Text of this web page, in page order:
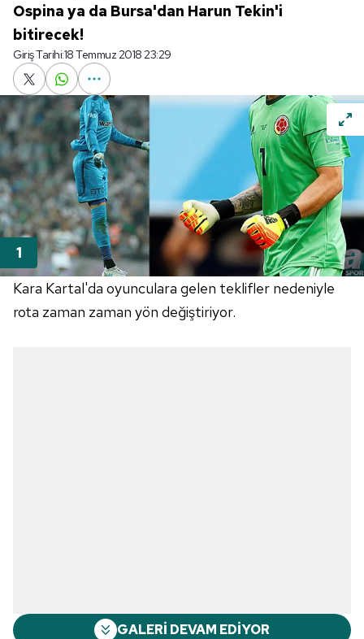
Ospina ya da Bursa'dan Harun Tekin'i
bitirecek!
Giriş Tarihi:18 Temmuz 2018 23:29
Kara Kartal'da oyunculara gelen teklifler nedeniyle
rota zaman zaman yön değiştiriyor.
GALERİ DEVAM EDİYOR